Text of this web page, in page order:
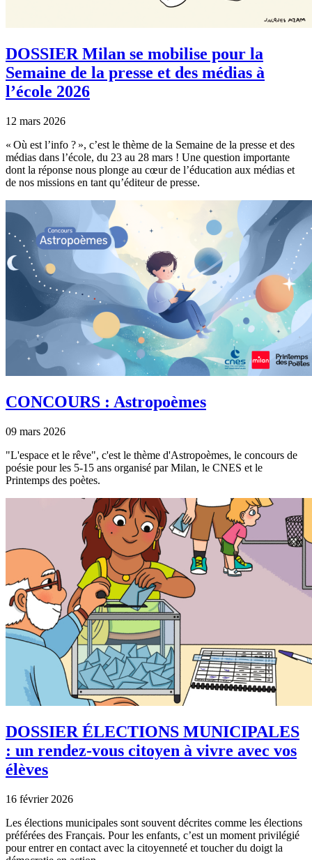
DOSSIER Milan se mobilise pour la
Semaine de la presse et des médias à
l’école 2026
12 mars 2026
« Où est l’info ? », c’est le thème de la Semaine de la presse et des
médias dans l’école, du 23 au 28 mars ! Une question importante
dont la réponse nous plonge au cœur de l’éducation aux médias et
de nos missions en tant qu’éditeur de presse.
CONCOURS : Astropoèmes
09 mars 2026
"L'espace et le rêve", c'est le thème d'Astropoèmes, le concours de
poésie pour les 5-15 ans organisé par Milan, le CNES et le
Printemps des poètes.
DOSSIER ÉLECTIONS MUNICIPALES
: un rendez-vous citoyen à vivre avec vos
élèves
16 février 2026
Les élections municipales sont souvent décrites comme les élections
préférées des Français. Pour les enfants, c’est un moment privilégié
pour entrer en contact avec la citoyenneté et toucher du doigt la